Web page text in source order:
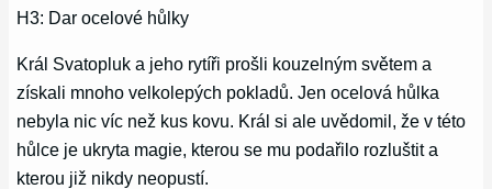
H3: Dar ocelové hůlky
Král Svatopluk a jeho rytíři prošli kouzelným světem a
získali mnoho velkolepých pokladů. Jen ocelová hůlka
nebyla nic víc než kus kovu. Král si ale uvědomil, že v této
hůlce je ukryta magie, kterou se mu podařilo rozluštit a
kterou již nikdy neopustí.